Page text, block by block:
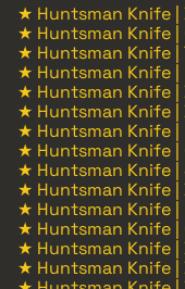
★ Huntsman Knife |
★ Huntsman Knife |
★ Huntsman Knife |
★ Huntsman Knife |
★ Huntsman Knife |
★ Huntsman Knife |
★ Huntsman Knife
★ Huntsman Knife |
★ Huntsman Knife |
★ Huntsman Knife |
★ Huntsman Knife |
★ Huntsman Knife |
★ Huntsman Knife |
★ Huntsman Knife |